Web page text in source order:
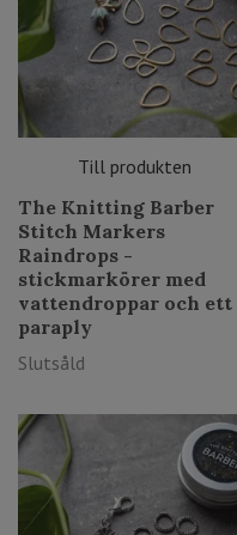
Till produkten
The Knitting Barber
Stitch Markers
Raindrops -
stickmarkörer med
vattendroppar och ett
paraply
Slutsåld